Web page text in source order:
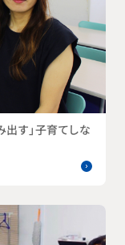
出す」子育てしな